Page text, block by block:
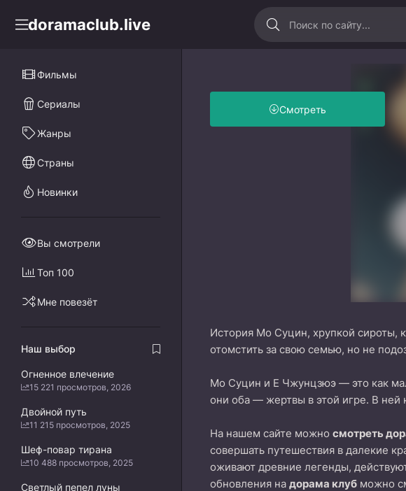
doramaclub.live
Смотреть
История Мо Суцин, хрупкой сироты,
отомстить за свою семью, но не
Мо Суцин и Е Чжунцзюэ — это как
они оба — жертвы в этой игре. В ней
На нашем сайте можно смотреть
совершать путешествия в далекие
оживают древние легенды,
обновления на дорама клуб можно
Фильмы
Сериалы
Жанры
Страны
Новинки
Вы смотрели
Топ 100
Мне повезёт
Наш выбор
Огненное влечение
15 221 просмотров, 2026
Двойной путь
11 215 просмотров, 2025
Шеф-повар тирана
10 488 просмотров, 2025
Светлый пепел луны